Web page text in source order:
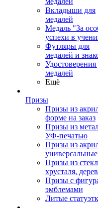
Вкладыши для
медалей
Медаль "За
успехи в
Футляры для
медалей и
Удостоверения
медалей
Ещё
Призы
Призы из
форме на заказ
Призы из
УФ-печатью
Призы из
универсальные
Призы из
хрусталя,
Призы с
эмблемами
Литые